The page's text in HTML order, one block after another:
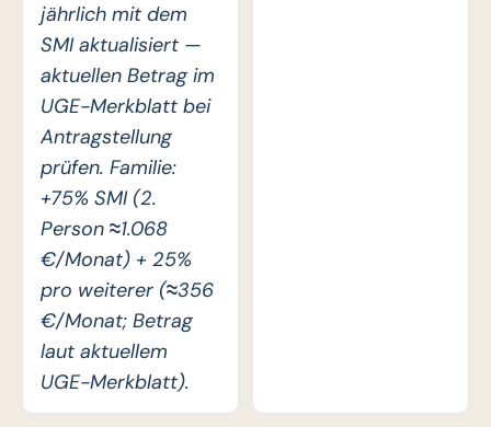
jährlich mit dem
SMI aktualisiert —
aktuellen Betrag im
UGE-Merkblatt bei
Antragstellung
prüfen. Familie:
+75% SMI (2.
Person ≈1.068
€/Monat) + 25%
pro weiterer (≈356
€/Monat; Betrag
laut aktuellem
UGE-Merkblatt).